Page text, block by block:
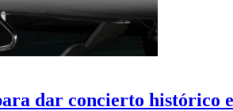
dar concierto histórico